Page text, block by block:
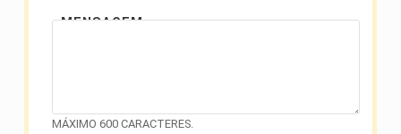
MENSAGEM
MÁXIMO 600 CARACTERES.